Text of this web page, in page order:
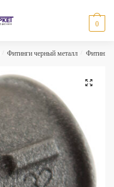
0
Фитинги черный металл Фитинги
🔍